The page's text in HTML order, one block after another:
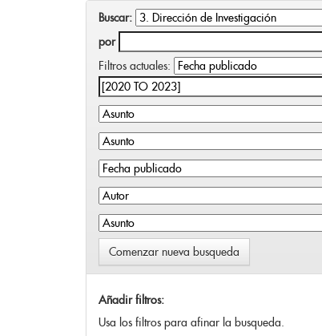
Buscar:
por
Filtros actuales:
Comenzar nueva busqueda
Añadir filtros:
Usa los filtros para afinar la busqueda.